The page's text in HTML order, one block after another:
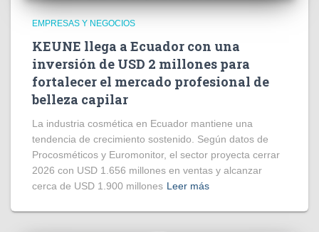
EMPRESAS Y NEGOCIOS
KEUNE llega a Ecuador con una
inversión de USD 2 millones para
fortalecer el mercado profesional de
belleza capilar
La industria cosmética en Ecuador mantiene una
tendencia de crecimiento sostenido. Según datos de
Procosméticos y Euromonitor, el sector proyecta cerrar
2026 con USD 1.656 millones en ventas y alcanzar
cerca de USD 1.900 millones Leer más